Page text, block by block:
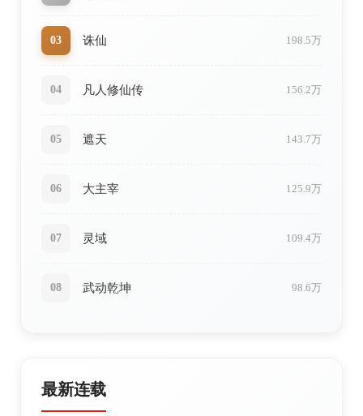
03 诛仙 198.5万
04 凡人修仙传 156.2万
05 遮天 143.7万
06 大主宰 125.9万
07 灵域 109.4万
08 武动乾坤 98.6万
最新连载